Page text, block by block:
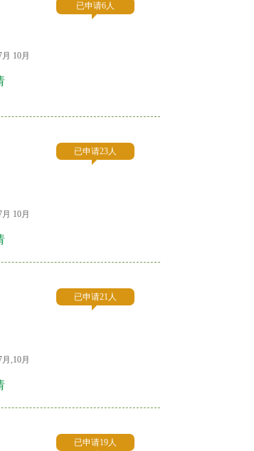
10月
已申请6人
10月
已申请23人
,10月
已申请21人
已申请19人